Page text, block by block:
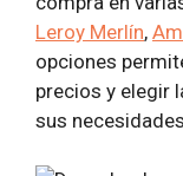
Leroy Merlín,
opciones
precios y elegir
sus